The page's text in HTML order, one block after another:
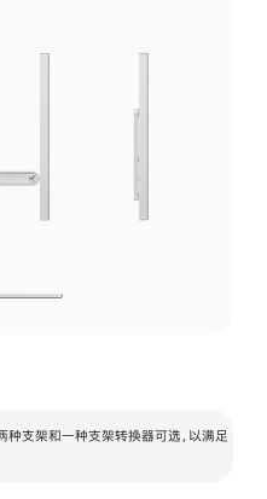
支架和一种支架转换器可选，以满足